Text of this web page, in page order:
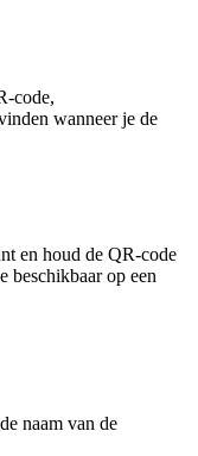
code,
wanneer je de
en houd de QR-code
beschikbaar op een
naam van de